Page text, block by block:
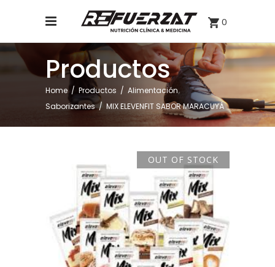
0
Productos
Home / Productos / Alimentación,
Saborizantes/ MIX ELEVENFIT SABOR MARACUYÁ
OUT OF STOCK